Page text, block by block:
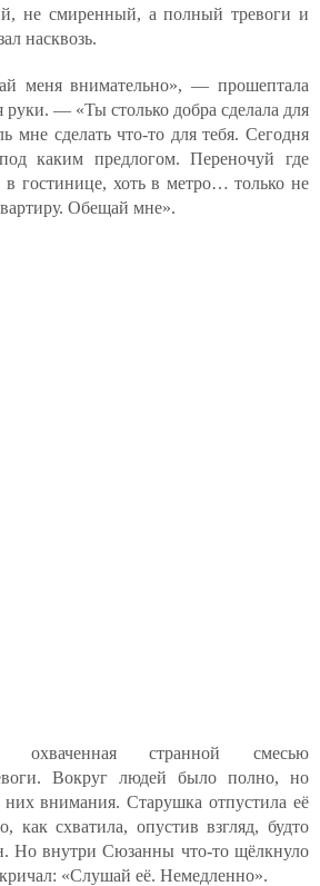
не смиренный, а полный тревоги и
насквозь.
меня внимательно», — прошептала
руки. — «Ты столько добра сделала для
мне сделать что-то для тебя. Сегодня
каким предлогом. Переночуй где
гостинице, хоть в метро… только не
Обещай мне».
охваченная странной смесью
Вокруг людей было полно, но
внимания. Старушка отпустила её
как схватила, опустив взгляд, будто
Но внутри Сюзанны что-то щёлкнуло
«Слушай её. Немедленно».